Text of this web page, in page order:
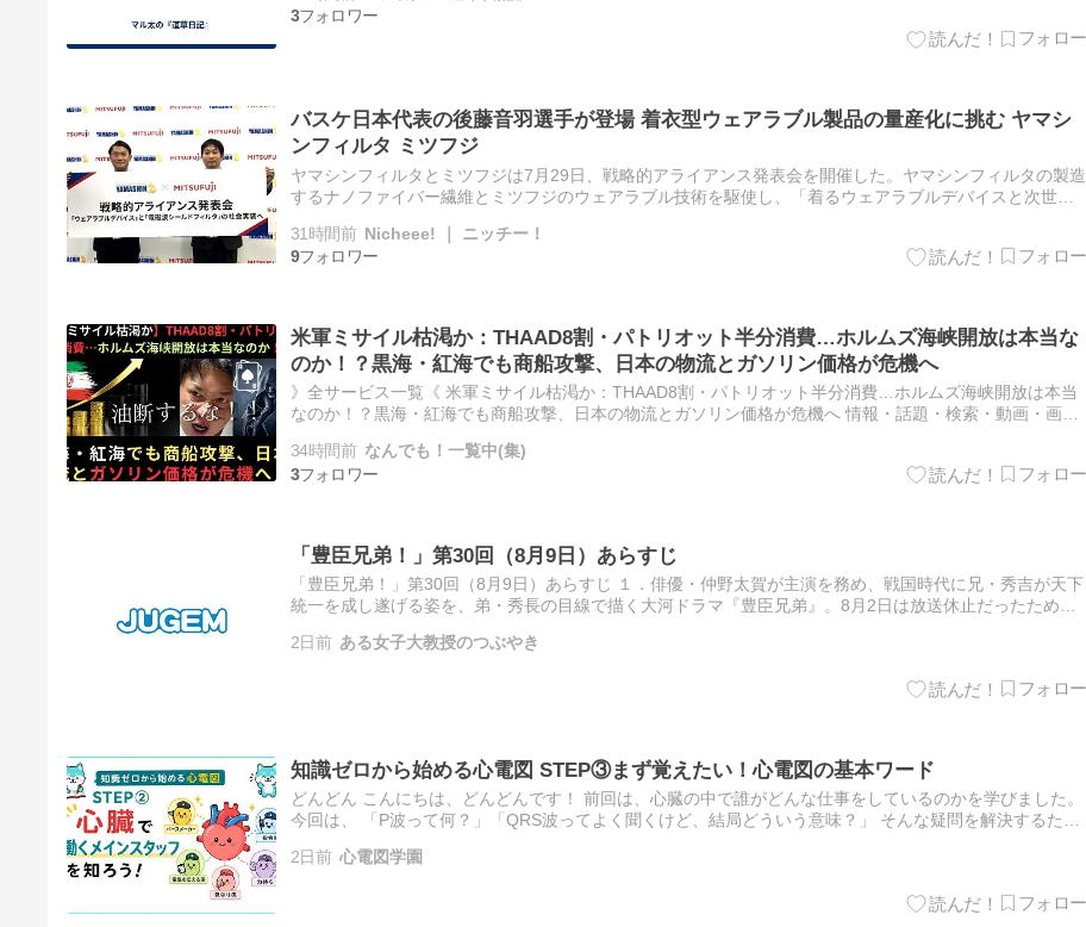
3
バスケ日本代表の後藤音羽選手が登場 着衣型ウェアラブル製品の量産化に挑む ヤマシ
ンフィルタ ミツフジ
ヤマシンフィルタとミツフジは7月29日、戦略的アライアンス発表会を開催した。ヤマシンフィルタの製造
するナノファイバー繊維とミツフジのウェアラブル技術を駆使し、「着るウェアラブルデバイスと次世代
31時間前 Nicheee! ｜ ニッチー！
9
米軍ミサイル枯渇か：THAAD8割・パトリオット半分消費…ホルムズ海峡開放は本当な
のか！？黒海・紅海でも商船攻撃、日本の物流とガソリン価格が危機へ
》全サービス一覧《 米軍ミサイル枯渇か：THAAD8割・パトリオット半分消費…ホルムズ海峡開放は本当
なのか！？黒海・紅海でも商船攻撃、日本の物流とガソリン価格が危機へ 情報・話題・検索・動画・画
34時間前 なんでも！一覧中(集)
3
「豊臣兄弟！」第30回（8月9日）あらすじ
「豊臣兄弟！」第30回（8月9日）あらすじ １．俳優・仲野太賀が主演を務め、戦国時代に兄・秀吉が天下
統一を成し遂げる姿を、弟・秀長の目線で描く大河ドラマ『豊臣兄弟』。8月2日は放送休止だったため、
2日前 ある女子大教授のつぶやき
知識ゼロから始める心電図 STEP③まず覚えたい！心電図の基本ワード
どんどん こんにちは、どんどんです！ 前回は、心臓の中で誰がどんな仕事をしているのかを学びました。
今回は、 「P波って何？」「QRS波ってよく聞くけど、結局どういう意味？」 そんな疑問を解決するため
2日前 心電図学園